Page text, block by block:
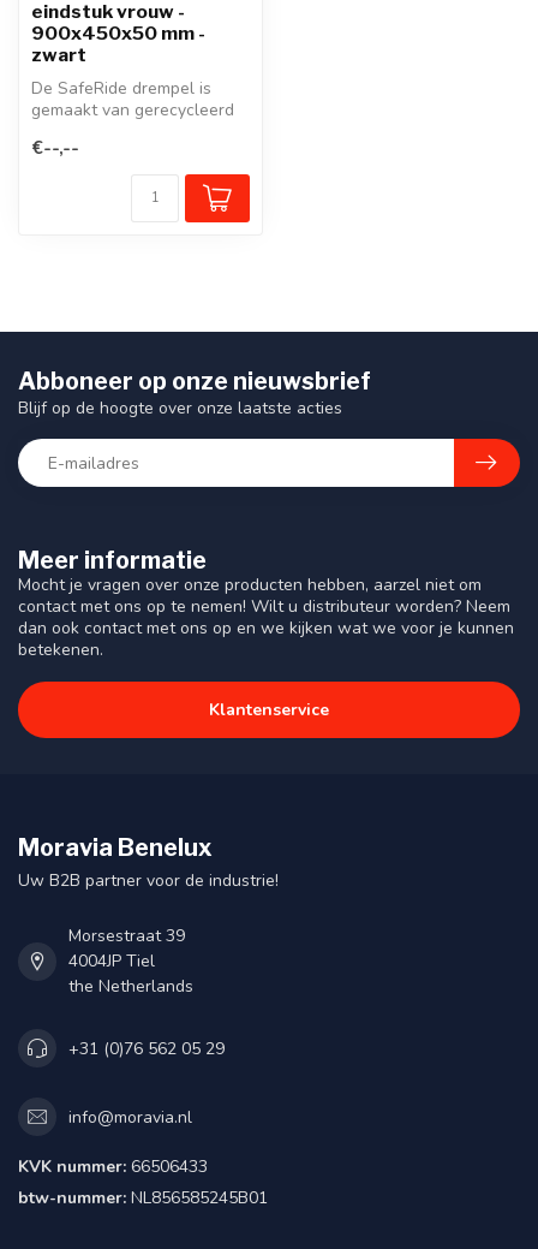
eindstuk vrouw -
900x450x50 mm -
zwart
De SafeRide drempel is
gemaakt van gerecycleerd
geschi...
€--,--
Meer informatie
Mocht je vragen over onze producten hebben, aarzel niet om
contact met ons op te nemen! Wilt u distributeur worden? Neem
dan ook contact met ons op en we kijken wat we voor je kunnen
betekenen.
Klantenservice
Abboneer op onze nieuwsbrief
Blijf op de hoogte over onze laatste acties
Moravia Benelux
Uw B2B partner voor de industrie!
Morsestraat 39
4004JP Tiel
the Netherlands
+31 (0)76 562 05 29
info@moravia.nl
KVK nummer: 66506433
btw-nummer: NL856585245B01